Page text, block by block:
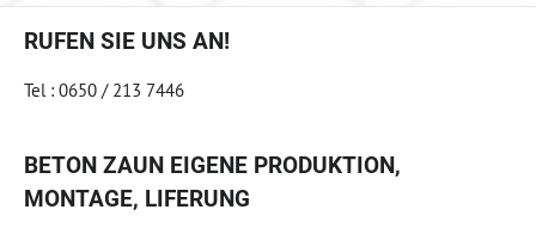
RUFEN SIE UNS AN!
Tel : 0650 / 213 7446
BETON ZAUN EIGENE PRODUKTION,
MONTAGE, LIFERUNG